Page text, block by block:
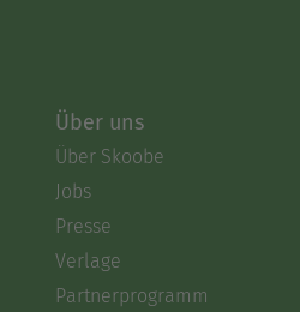
Über uns
Über Skoobe
Jobs
Presse
Verlage
Partnerprogramm